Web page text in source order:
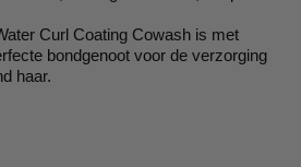
Curl Coating Cowash is met
bondgenoot voor de verzorging
haar.